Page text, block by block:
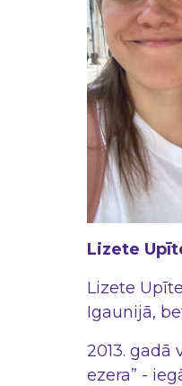
Lizete
Lizete
Igaunijā,
2013. gadā
ezera” -